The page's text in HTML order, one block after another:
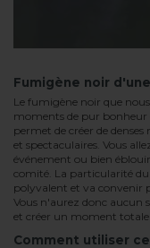
Fumigène noir
Le fumigène noir que
moments de pur bonheur
permet de créer de
et spectaculaires. Vous
événement ou bien
comité. La particularité du
polyvalent et va convenir
Vous n'aurez donc aucun
et créer un moment
Comment utiliser